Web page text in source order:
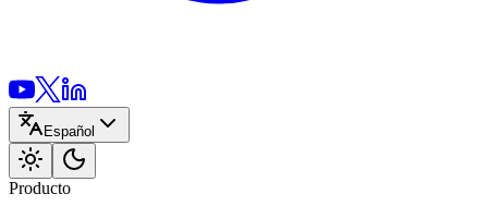
Español
Producto